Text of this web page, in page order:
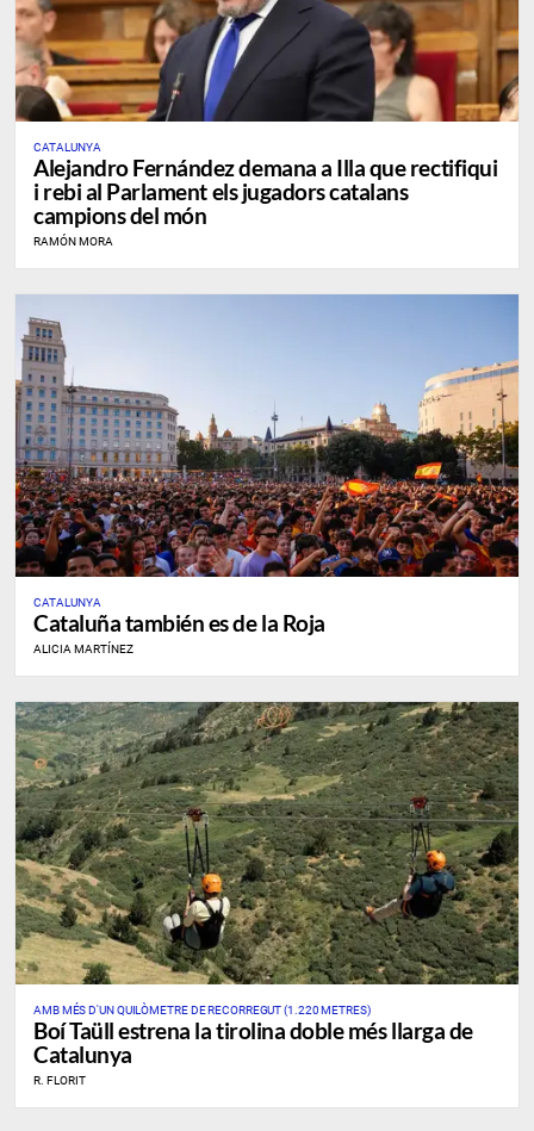
CATALUNYA
Alejandro Fernández demana a Illa que rectifiqui
i rebi al Parlament els jugadors catalans
campions del món
RAMÓN MORA
CATALUNYA
Cataluña también es de la Roja
ALICIA MARTÍNEZ
AMB MÉS D'UN QUILÒMETRE DE RECORREGUT (1.220 METRES)
Boí Taüll estrena la tirolina doble més llarga de
Catalunya
R. FLORIT